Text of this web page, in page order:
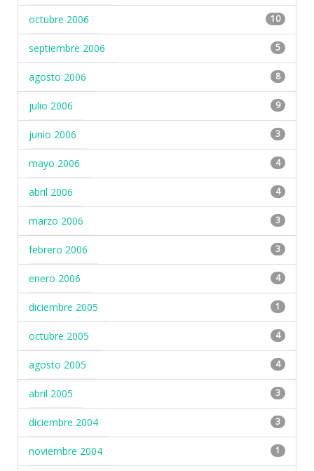
octubre 2006 10
septiembre 2006 5
agosto 2006 8
julio 2006 9
junio 2006 3
mayo 2006 4
abril 2006 4
marzo 2006 3
febrero 2006 3
enero 2006 4
diciembre 2005 1
octubre 2005 4
agosto 2005 4
abril 2005 3
diciembre 2004 3
noviembre 2004 1